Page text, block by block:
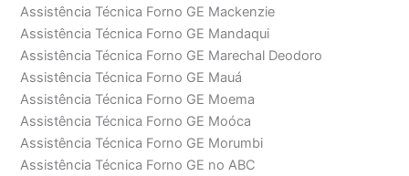
Assistência Técnica Forno GE Mackenzie
Assistência Técnica Forno GE Mandaqui
Assistência Técnica Forno GE Marechal Deodoro
Assistência Técnica Forno GE Mauá
Assistência Técnica Forno GE Moema
Assistência Técnica Forno GE Moóca
Assistência Técnica Forno GE Morumbi
Assistência Técnica Forno GE no ABC